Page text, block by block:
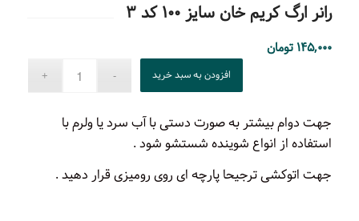
رانر ارگ کریم خان سایز ۱۰۰ کد ۳
۱۴۵,۰۰۰ تومان
افزودن به سبد خرید
جهت دوام بیشتر به صورت دستی با آب سرد یا ولرم با
استفاده از انواع شوینده شستشو شود .
جهت اتوکشی ترجیحا پارچه ای روی رومیزی قرار دهید .